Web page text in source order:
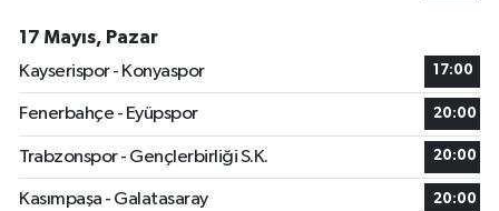
17 Mayıs, Pazar
Kayserispor - Konyaspor
17:00
Fenerbahçe - Eyüpspor 20:00
Trabzonspor - Gençlerbirliği S.K. 20:00
Kasımpaşa - Galatasaray 20:00